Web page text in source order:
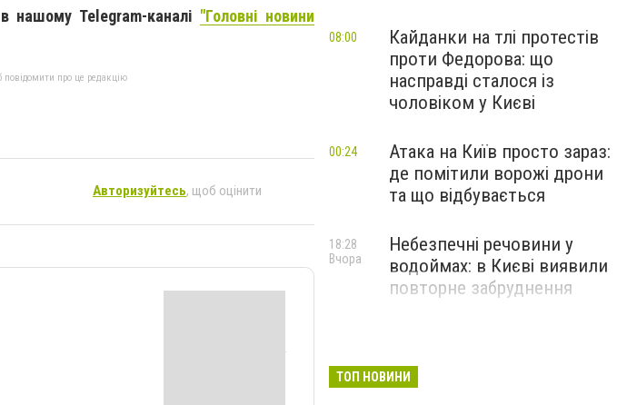
нашому Telegram-каналі "Головні новини
повідомити про це редакцію
Авторизуйтесь, щоб оцінити
Кайданки на тлі протестів
проти Федорова: що
насправді сталося із
чоловіком у Києві
08:00
Атака на Київ просто зараз:
де помітили ворожі дрони
та що відбувається
00:24
Небезпечні речовини у
водоймах: в Києві виявили
повторне забруднення
18:28
Вчора
ТОП НОВИНИ